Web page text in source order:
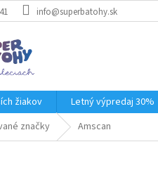
info@superbatohy.sk
žiakov Letný výpredaj 30%
značky Amscan